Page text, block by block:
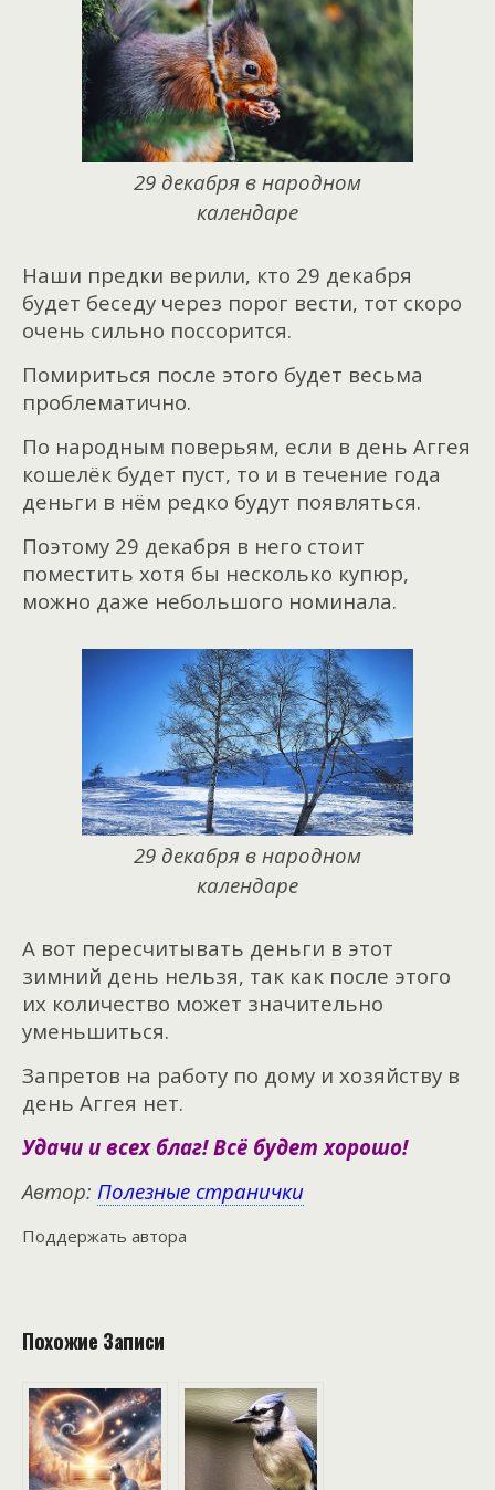
29 декабря в народном
календаре
Наши предки верили, кто 29 декабря
будет беседу через порог вести, тот скоро
очень сильно поссорится.
Помириться после этого будет весьма
проблематично.
По народным поверьям, если в день Аггея
кошелёк будет пуст, то и в течение года
деньги в нём редко будут появляться.
Поэтому 29 декабря в него стоит
поместить хотя бы несколько купюр,
можно даже небольшого номинала.
29 декабря в народном
календаре
А вот пересчитывать деньги в этот
зимний день нельзя, так как после этого
их количество может значительно
уменьшиться.
Запретов на работу по дому и хозяйству в
день Аггея нет.
Удачи и всех благ! Всё будет хорошо!
Автор: Полезные странички
Поддержать автора
Похожие Записи